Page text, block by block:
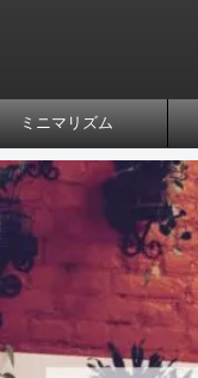
ミニマリズム